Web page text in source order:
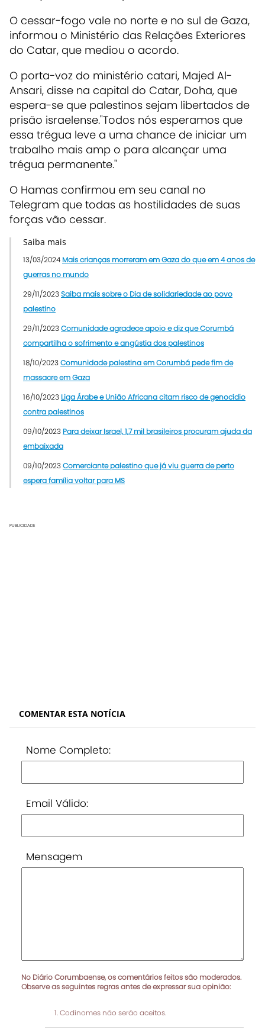
O cessar-fogo vale no norte e no sul de Gaza,
informou o Ministério das Relações Exteriores
do Catar, que mediou o acordo.
O porta-voz do ministério catari, Majed Al-
Ansari, disse na capital do Catar, Doha, que
espera-se que palestinos sejam libertados de
prisão israelense."Todos nós esperamos que
essa trégua leve a uma chance de iniciar um
trabalho mais amp o para alcançar uma
trégua permanente."
O Hamas confirmou em seu canal no
Telegram que todas as hostilidades de suas
forças vão cessar.
Saiba mais
13/03/2024 Mais crianças morreram em Gaza do que em 4 anos de
guerras no mundo
29/11/2023Saiba mais sobre o Dia de solidariedade ao povo
palestino
29/11/2023Comunidade agradece apoio e diz que Corumbá
compartilha o sofrimento e angústia dos palestinos
18/10/2023Comunidade palestina em Corumbá pede fim de
massacre em Gaza
16/10/2023 Liga Árabe e União Africana citam risco de genocídio
contra palestinos
09/10/2023 Para deixar Israel, 1,7 mil brasileiros procuram ajuda da
embaixada
09/10/2023Comerciante palestino que já viu guerra de perto
espera família voltar para MS
PUBLICIDADE
COMENTAR ESTA NOTÍCIA
Nome Completo:
Email Válido:
Mensagem
No Diário Corumbaense, os comentários feitos são moderados.
Observe as seguintes regras antes de expressar sua opinião:
Codinomes não serão aceitos.